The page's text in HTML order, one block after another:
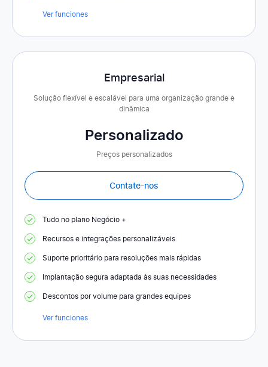
Ver funciones
Empresarial
Solução flexível e escalável para uma organização grande e
dinâmica
Personalizado
Preços personalizados
Contate-nos
Tudo no plano Negócio +
Recursos e integrações personalizáveis
Suporte prioritário para resoluções mais rápidas
Implantação segura adaptada às suas necessidades
Descontos por volume para grandes equipes
Ver funciones